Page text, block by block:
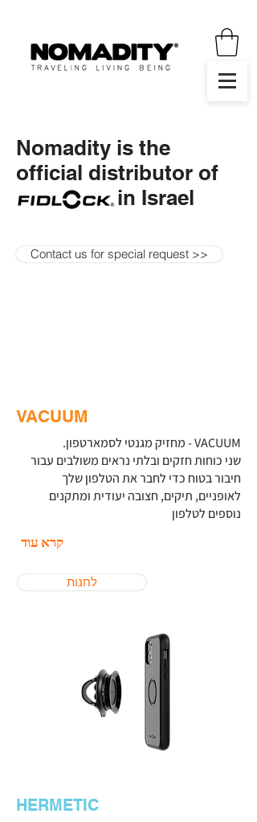
Nomadity is the
official distributor of
in Israel
Contact us for special request >>
VACUUM
VACUUM - מחזיק מגנטי לסמארטפון.
שני כוחות חזקים ובלתי נראים משולבים עבור
חיבור בטוח כדי לחבר את הטלפון שלך
לאופניים, תיקים, חצובה יעודית ומתקנים
נוספים לטלפון
קרא עוד
לחנות
HERMETIC